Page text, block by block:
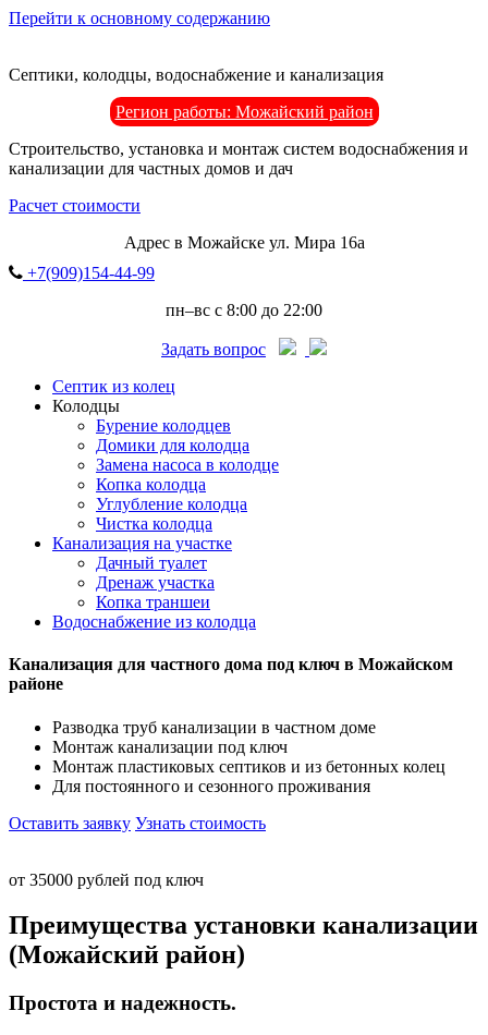
Перейти к основному содержанию
Септики, колодцы, водоснабжение и канализация
Регион работы: Можайский район
Строительство, установка и монтаж систем водоснабжения и
канализации для частных домов и дач
Расчет стоимости
Адрес в Можайске ул. Мира 16а
+7(909)154-44-99
пн–вс с 8:00 до 22:00
Задать вопрос
Септик из колец
Колодцы
Бурение колодцев
Домики для колодца
Замена насоса в колодце
Копка колодца
Углубление колодца
Чистка колодца
Канализация на участке
Дачный туалет
Дренаж участка
Копка траншеи
Водоснабжение из колодца
Канализация для частного дома под ключ в Можайском
районе
Разводка труб канализации в частном доме
Монтаж канализации под ключ
Монтаж пластиковых септиков и из бетонных колец
Для постоянного и сезонного проживания
Оставить заявку Узнать стоимость
от 35000 рублей под ключ
Преимущества установки канализации
(Можайский район)
Простота и надежность.